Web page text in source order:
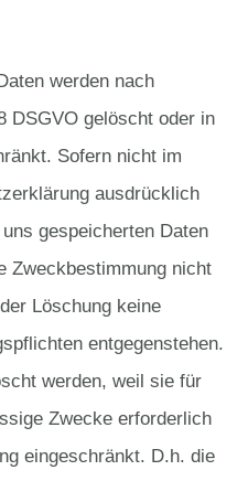
werden nach
DSGVO gelöscht oder in
Sofern nicht im
ausdrücklich
gespeicherten Daten
Zweckbestimmung nicht
Löschung keine
entgegenstehen.
werden, weil sie für
Zwecke erforderlich
eingeschränkt. D.h. die